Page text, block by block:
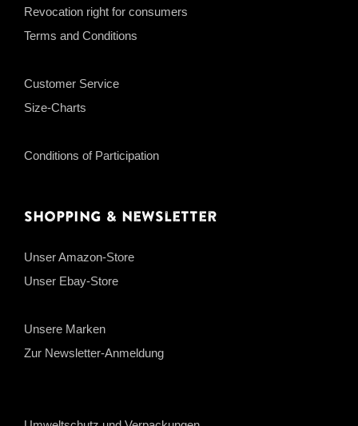
Revocation right for consumers
Terms and Conditions
Customer Service
Size-Charts
Conditions of Participation
Shopping & Newsletter
Unser Amazon-Store
Unser Ebay-Store
Unsere Marken
Zur Newsletter-Anmeldung